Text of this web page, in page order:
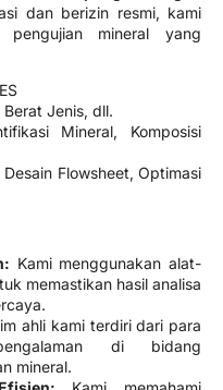
dan berizin resmi, kami
pengujian mineral yang
Berat Jenis, dll.
Mineral, Komposisi
Desain Flowsheet, Optimasi
Kami menggunakan alat-
memastikan hasil analisa
ahli kami terdiri dari para
di bidang
mineral.